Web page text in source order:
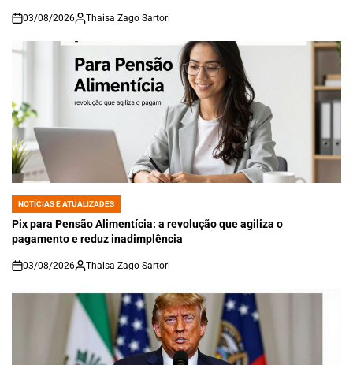
on
03/08/2026 Thaisa Zago Sartori
POSTED
IN
NOTÍCIAS E ATUALIZADES
Pix para Pensão Alimentícia: a revolução que agiliza o
pagamento e reduz inadimplência
on
03/08/2026 Thaisa Zago Sartori